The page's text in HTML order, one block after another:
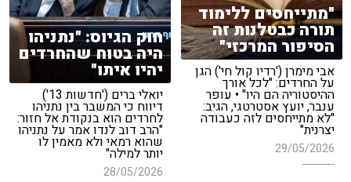
"מתייחסים ללימוד
תורה כבטלנות זה
הסיפור המרכזי"
אבי מימרן ('רדיו קול חי') הגן
על החרדים: "לכל אורך
ההיסטוריה הם היו" • עופר
ענבר, יועץ אסטרטגי, הגיב:
"לא מתייחסים לזה כעבודה
יצרנית"
29/05/2026
חוק הגיוס: "נתניהו
היה בטוח שהחרדים
יהיו איתו"
יואלי ברים ('חדשות 13')
דיווח כי המשבר בין נתניהו
לחרדים הוא בנקודת אל חזור:
"הרב דוב לנדו אמר על נתניהו
שהוא רמאי ולא מאמין לו
יותר למילה"
28/05/2026